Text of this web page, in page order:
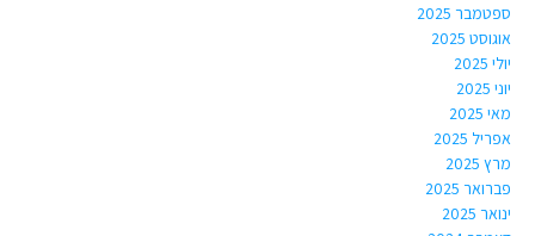
ספטמבר 2025
אוגוסט 2025
יולי 2025
יוני 2025
מאי 2025
אפריל 2025
מרץ 2025
פברואר 2025
ינואר 2025